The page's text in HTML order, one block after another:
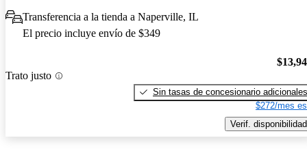
Transferencia a la tienda a Naperville, IL
El precio incluye envío de $349
Trato justo
Sin tasas de concesionario adicionales
$272/mes
Verif. disponibilidad